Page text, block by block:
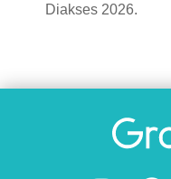
Diakses 2026.